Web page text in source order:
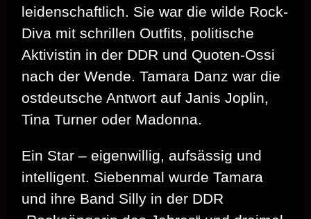
leidenschaftlich. Sie war die wilde Rock-
Diva mit schrillen Outfits, politische
Aktivistin in der DDR und Quoten-Ossi
nach der Wende. Tamara Danz war die
ostdeutsche Antwort auf Janis Joplin,
Tina Turner oder Madonna.
Ein Star – eigenwillig, aufsässig und
intelligent. Siebenmal wurde Tamara
und ihre Band Silly in der DDR